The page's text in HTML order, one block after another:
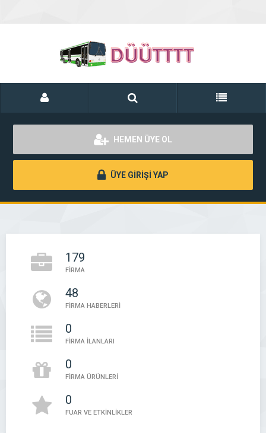
HEMEN ÜYE OL
ÜYE GİRİŞİ YAP
179
FİRMA
48
FİRMA HABERLERİ
0
FİRMA İLANLARI
0
FİRMA ÜRÜNLERİ
0
FUAR VE ETKİNLİKLER